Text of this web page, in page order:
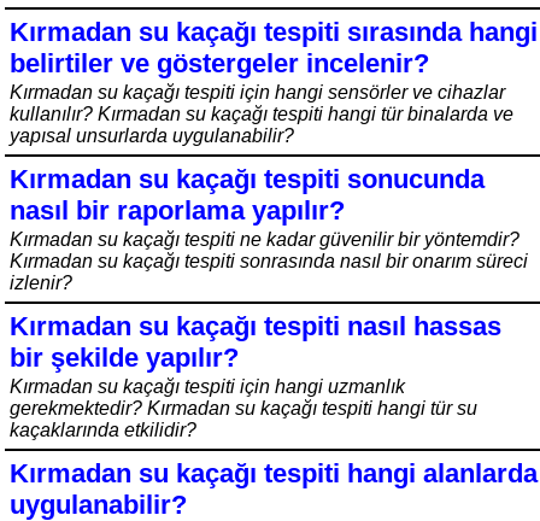
Kırmadan su kaçağı tespiti sırasında hangi
belirtiler ve göstergeler incelenir?
Kırmadan su kaçağı tespiti için hangi sensörler ve cihazlar
kullanılır? Kırmadan su kaçağı tespiti hangi tür binalarda ve
yapısal unsurlarda uygulanabilir?
Kırmadan su kaçağı tespiti sonucunda
nasıl bir raporlama yapılır?
Kırmadan su kaçağı tespiti ne kadar güvenilir bir yöntemdir?
Kırmadan su kaçağı tespiti sonrasında nasıl bir onarım süreci
izlenir?
Kırmadan su kaçağı tespiti nasıl hassas
bir şekilde yapılır?
Kırmadan su kaçağı tespiti için hangi uzmanlık
gerekmektedir? Kırmadan su kaçağı tespiti hangi tür su
kaçaklarında etkilidir?
Kırmadan su kaçağı tespiti hangi alanlarda
uygulanabilir?